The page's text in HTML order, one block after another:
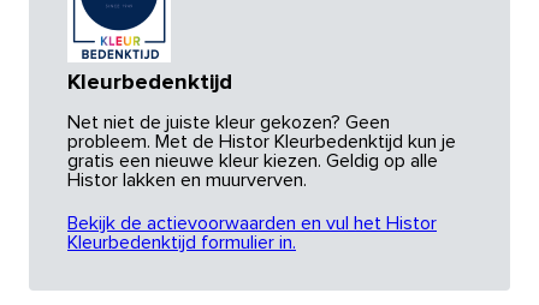
Kleurbedenktijd
Net niet de juiste kleur gekozen? Geen
probleem. Met de Histor Kleurbedenktijd kun je
gratis een nieuwe kleur kiezen. Geldig op alle
Histor lakken en muurverven.
Bekijk de actievoorwaarden en vul het Histor
Kleurbedenktijd formulier in.